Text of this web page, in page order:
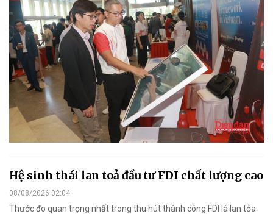
Hệ sinh thái lan toả đầu tư FDI chất lượng cao
08/08/2026 02:04
Thước đo quan trọng nhất trong thu hút thành công FDI là lan tỏa